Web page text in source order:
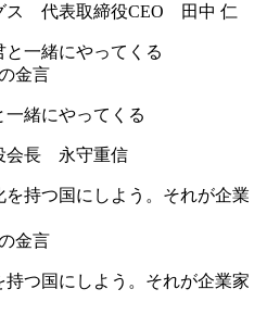
ス 代表取締役CEO 田中 仁
金言
一緒にやってくる
会長 永守重信
金言
持つ国にしよう。それが企業家